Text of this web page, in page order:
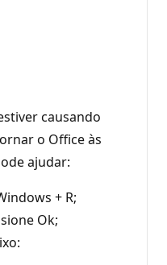
causando
o Office às
ajudar:
+ R;
Ok;